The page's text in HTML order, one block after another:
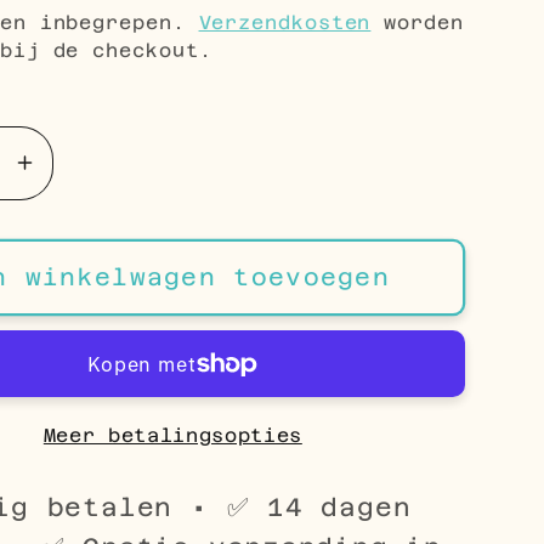
inbegrepen. Verzendkosten
worden
bij de checkout.
Aantal
verhogen
voor
Zilverkleurige
Helix
Piercing
3
Zeshoeken
winkelwagen toevoegen
Meer betalingsopties
betalen • ✅ 14 dagen